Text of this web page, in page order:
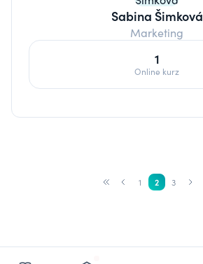
Sabina Šimková
Marketing
1
Online kurz
1 2 3